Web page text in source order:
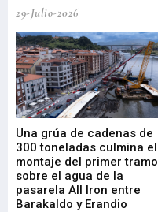
29-Julio-2026
Una grúa de cadenas de
300 toneladas culmina el
montaje del primer tramo
sobre el agua de la
pasarela All Iron entre
Barakaldo y Erandio